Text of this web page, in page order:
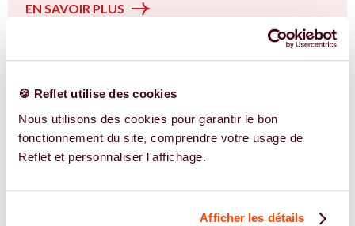
🍪 Reflet utilise des cookies
Nous utilisons des cookies pour garantir le bon
fonctionnement du site, comprendre votre usage de
Reflet et personnaliser l'affichage.
Afficher les détails
EN SAVOIR PLUS